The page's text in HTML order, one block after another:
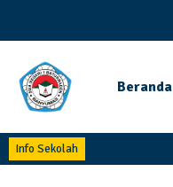
Beranda
Info Sekolah